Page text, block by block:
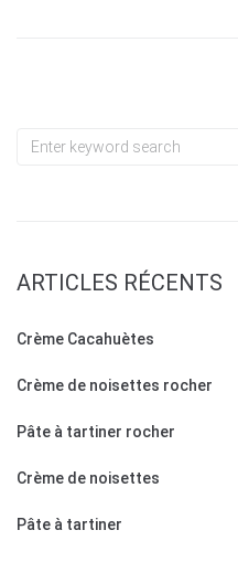
ARTICLES RÉCENTS
Crème Cacahuètes
Crème de noisettes rocher
Pâte à tartiner rocher
Crème de noisettes
Pâte à tartiner